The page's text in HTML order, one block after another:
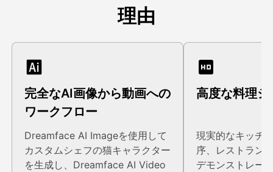
理由
完全なAI画像から動画への
ワークフロー
Dreamface AI Imageを使用して
カスタムシェフの猫キャラクター
を生成し、Dreamface AI Video
高度な料理
現実的なキッチ
序、レストラン
デモンストレー